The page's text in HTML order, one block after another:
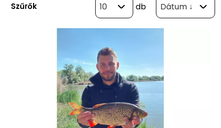
Szűrők 10 db Dátum ↓